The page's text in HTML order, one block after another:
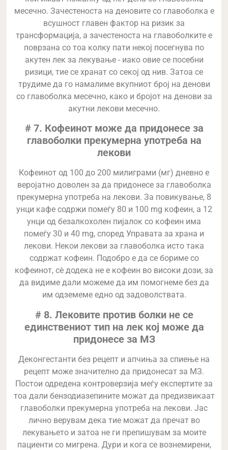
месечно. Зачестеноста на деновите со главоболка е
всушност главен фактор на ризик за
трансформација, а зачестеноста на главоболките е
поврзана со тоа колку пати некој посегнува по
акутен лек за лекување - иако овие се посебни
ризици, тие се хранат со секој од нив. Затоа се
трудиме да го намалиме вкупниот број на денови
со главоболка месечно, како и бројот на денови за
акутни лекови месечно.
# 7. Кофеинот може да придонесе за
главоболки прекумерна употреба на
лекови
Кофеинот од 100 до 200 милиграми (мг) дневно е
веројатно доволен за да придонесе за главоболка
прекумерна употреба на лекови. За повикување, 8
унци кафе содржи помеѓу 80 и 100 mg кофеин, а 12
унци од безалкохолен пијалок со кофеин има
помеѓу 30 и 40 mg, според Управата за храна и
лекови. Некои лекови за главоболка исто така
содржат кофеин. Подобро е да се бориме со
кофеинот, сè додека не е кофеин во високи дози, за
да видиме дали можеме да им помогнеме без да
им одземеме едно од задоволствата.
# 8. Лековите против болки не се
единствениот тип на лек кој може да
придонесе за МЗ
Деконгестанти без рецепт и апчиња за спиење на
рецепт може значително да придонесат за МЗ.
Постои одредена контроверзија меѓу експертите за
тоа дали бензодиазепините можат да предизвикаат
главоболки прекумерна употреба на лекови. Јас
лично верувам дека тие можат да пречат во
лекувањето и затоа не ги препишувам за моите
пациенти со мигрена. Дури и кога се вознемирени,